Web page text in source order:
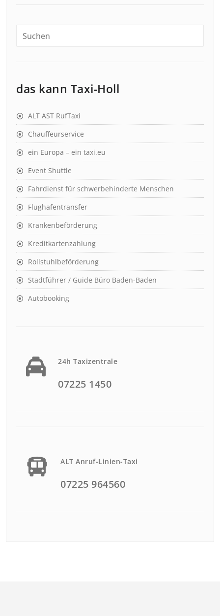
das kann Taxi-Holl
ALT AST RufTaxi
Chauffeurservice
ein Europa – ein taxi.eu
Event Shuttle
Fahrdienst für schwerbehinderte Menschen
Flughafentransfer
Krankenbeförderung
Kreditkartenzahlung
Rollstuhlbeförderung
Stadtführer / Guide Büro Baden-Baden
Autobooking
24h Taxizentrale
07225 1450
ALT Anruf-Linien-Taxi
07225 964560